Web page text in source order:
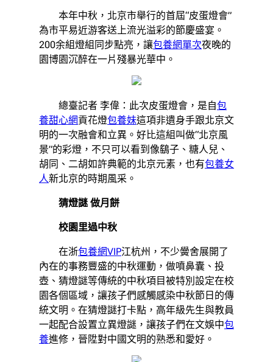
本年中秋，北京市舉行的首屆“皮蛋燈會”
為市平易近游客送上流光溢彩的節慶盛宴。
200余組燈組同步點亮，讓包養網單次夜晚的
園博園沉醉在一片殘暴光華中。
總臺記者 李偉：此次皮蛋燈會，是自包
養甜心網貢花燈包養妹這項非遺身手跟北京文
明的一次融會和立異。好比這組叫做“北京風
景”的彩燈，不只可以看到像鷂子、糖人兒、
胡同、二胡如許典範的北京元素，也有包養女
人新北京的時期風采。
猜燈謎 做月餅
校園里過中秋
在浙包養網VIP江杭州，不少黌舍展開了
內在的事務豐盛的中秋運動，做噴鼻囊、投
壺、猜燈謎等傳統的中秋項目被特別設定在校
園各個區域，讓孩子們感觸感染中秋節日的傳
統文明。在猜燈謎打卡點，高年級先生與教員
一起配合設置立異燈謎，讓孩子們在文娛中包
養進修，晉陞對中國文明的熟悉和愛好。